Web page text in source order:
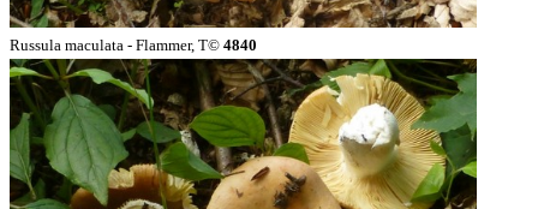
Russula maculata - Flammer, T© 4840